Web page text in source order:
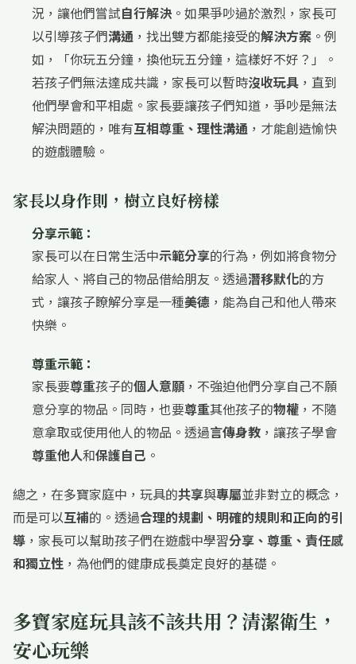
況，讓他們嘗試自行解決 。如果爭吵過於激烈，家長可
以引導孩子們溝通 ，找出雙方都能接受的解決方案 。例
如，「你玩五分鐘，換他玩五分鐘，這樣好不好？」。
若孩子們無法達成共識，家長可以暫時沒收玩具 ，直到
他們學會和平相處。家長要讓孩子們知道，爭吵是無法
解決問題的，唯有互相尊重、理性溝通 ，才能創造愉快
的遊戲體驗。
家長以身作則，樹立良好榜樣
分享示範：
家長可以在日常生活中示範分享的行為，例如將食物分
給家人、將自己的物品借給朋友。透過潛移默化的方
式，讓孩子瞭解分享是一種美德 ，能為自己和他人帶來
快樂。
尊重示範：
家長要尊重孩子的個人意願 ，不強迫他們分享自己不願
意分享的物品。同時，也要尊重其他孩子的物權 ，不隨
意拿取或使用他人的物品。透過言傳身教 ，讓孩子學會
尊重他人和保護自己 。
總之，在多寶家庭中，玩具的共享與專屬並非對立的概念，
而是可以互補的。透過合理的規劃、明確的規則和正向的引
導 ，家長可以幫助孩子們在遊戲中學習分享、尊重、責任感
和獨立性 ，為他們的健康成長奠定良好的基礎。
多寶家庭玩具該不該共用？清潔衛生，
安心玩樂